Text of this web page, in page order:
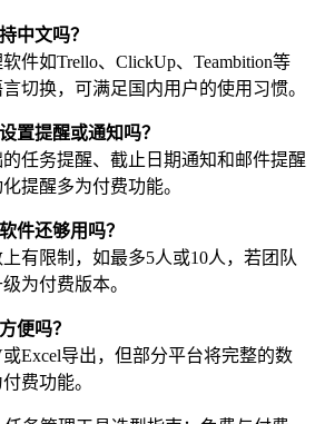
中文吗？
件如Trello、ClickUp、Teambition等
切换，可满足国内用户的使用习惯。
置提醒或通知吗？
任务提醒、截止日期通知和邮件提醒
提醒多为付费功能。
件还够用吗？
有限制，如最多5人或10人，若团队
为付费版本。
便吗？
Excel导出，但部分平台将完整的数
费功能。